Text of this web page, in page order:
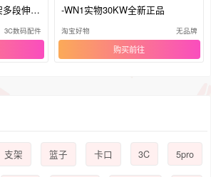
段伸缩
3C数码配件
-WN1实物30KW全新正品
淘宝好物 无品牌
购买
支架 篮子 卡口 3C 5pro